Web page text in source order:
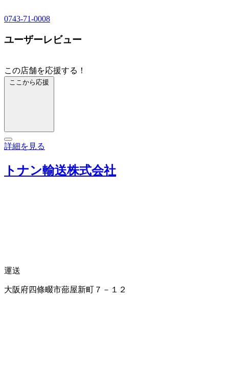
0743-71-0008
ユーザーレビュー
この店舗を応援する！
ここから応援
詳細を見る
トナン輸送株式会社
運送
大阪府四條畷市蔀屋新町７－１２